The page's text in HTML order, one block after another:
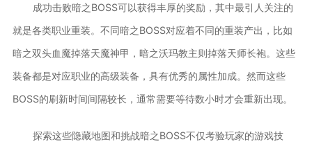
成功击败暗之BOSS可以获得丰厚的奖励，其中最引人关注的
就是各类职业重装。不同暗之BOSS对应着不同的重装产出，比如
暗之双头血魔掉落天魔神甲，暗之沃玛教主则掉落天师长袍。这些
装备都是对应职业的高级装备，具有优秀的属性加成。然而这些
BOSS的刷新时间间隔较长，通常需要等待数小时才会重新出现。
探索这些隐藏地图和挑战暗之BOSS不仅考验玩家的游戏技